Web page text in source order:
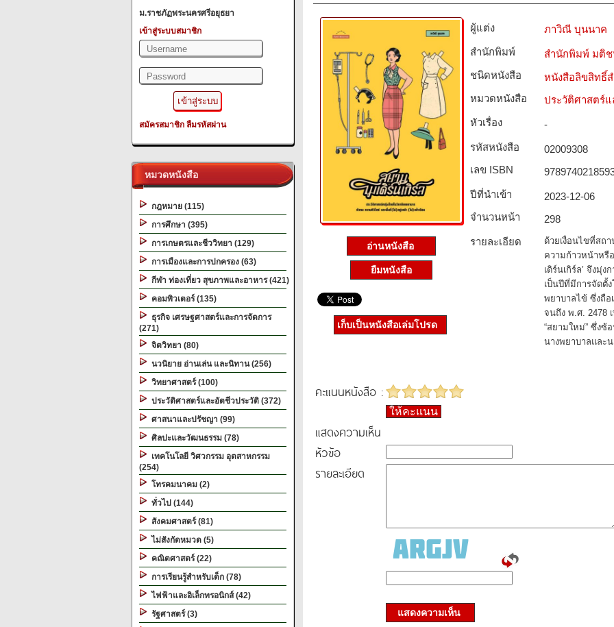
ม.ราชภัฏพระนครศรีอยุธยา
เข้าสู่ระบบสมาชิก
สมัครสมาชิก ลืมรหัสผ่าน
หมวดหนังสือ
กฎหมาย (115)
การศึกษา (395)
การเกษตรและชีววิทยา (129)
การเมืองและการปกครอง (63)
กีฬา ท่องเที่ยว สุขภาพและอาหาร (421)
คอมพิวเตอร์ (135)
ธุรกิจ เศรษฐศาสตร์และการจัดการ
(271)
จิตวิทยา (80)
นวนิยาย อ่านเล่น และนิทาน (256)
วิทยาศาสตร์ (100)
ประวัติศาสตร์และอัตชีวประวัติ (372)
ศาสนาและปรัชญา (99)
ศิลปะและวัฒนธรรม (78)
เทคโนโลยี วิศวกรรม อุตสาหกรรม
(254)
โทรคมนาคม (2)
ทั่วไป (144)
สังคมศาสตร์ (81)
ไม่สังกัดหมวด (5)
คณิตศาสตร์ (22)
การเรียนรู้สำหรับเด็ก (78)
ไฟฟ้าและอิเล็กทรอนิกส์ (42)
รัฐศาสตร์ (3)
อ่านหนังสือ
ยืมหนังสือ
ผู้แต่ง
ภาวิณี บุนนาค
สำนักพิมพ์
สำนักพิมพ์ มติ
ชนิดหนังสือ­
หนังสือลิขสิทธิ์
หมวดหนังสือ­
ประวัติศาสตร์
หัวเรื่อง
-
รหัสหนังสือ­
02009308
เลข ISBN
ปีที่นำเข้า
2023-12-06
จำนวนหน้า
298
รายละเอียด
ด้วยเงื่อนไขที่สถ
ความก้าวหน้าหรื
เดิร์นเกิร์ล’ จึงมุ่
เป็นปีที่มีการจัดตั้
พยาบาลไข้ ซึ่งถือ
จนถึง พ.ศ. 2478
“สยามใหม่” ซึ่งซ้
นางพยาบาลและ
เก็บเป็นหนังสือเล่มโปรด
คะแนนหนังสือ :
ให้คะแนน
แสดงความเห็น
หัวข้อ
รายละเอียด
แสดงความเห็น